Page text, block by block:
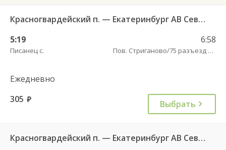
Красногвардейский п. — Екатеринбург АВ Северный 997
5:19
Писанец с.
6:58
Пов. Стриганово/75 разъезд трасса
Ежедневно
305 руб. Выбрать
Красногвардейский п. — Екатеринбург АВ Северный 997